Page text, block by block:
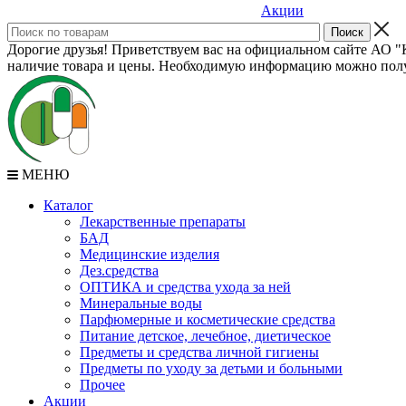
Акции
Дорогие друзья! Приветствуем вас на официальном сайте АО
наличие товара и цены. Необходимую информацию можно
МЕНЮ
Каталог
Лекарственные препараты
БАД
Медицинские изделия
Дез.средства
ОПТИКА и средства ухода за ней
Минеральные воды
Парфюмерные и косметические средства
Питание детское, лечебное, диетическое
Предметы и средства личной гигиены
Предметы по уходу за детьми и больными
Прочее
Акции